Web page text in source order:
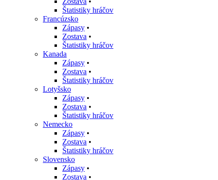
Štatistiky hráčov
Francúzsko
Zápasy •
Zostava •
Štatistiky hráčov
Kanada
Zápasy •
Zostava •
Štatistiky hráčov
Lotyšsko
Zápasy •
Zostava •
Štatistiky hráčov
Nemecko
Zápasy •
Zostava •
Štatistiky hráčov
Slovensko
Zápasy •
Zostava •